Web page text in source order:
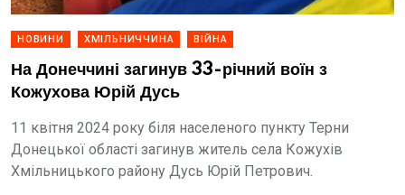
НОВИНИ ХМІЛЬНИЧЧИНА ВІЙНА
На Донеччині загинув 33-річний воїн з
Кожухова Юрій Дусь
11 квітня 2024 року біля населеного пункту Терни
Донецької області загинув житель села Кожухів
Хмільницького району Дусь Юрій Петрович.